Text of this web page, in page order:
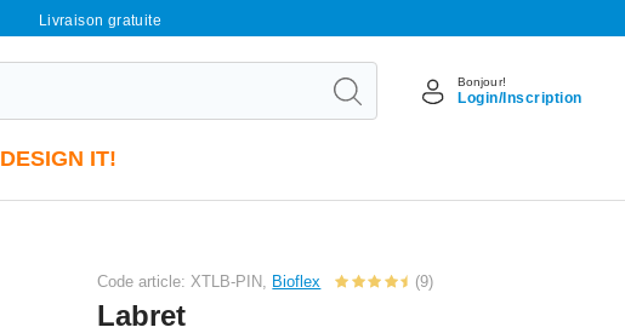
Livraison gratuite
Bonjour!
Login/Inscription
DESIGN IT!
Code article: XTLB-PIN, Bioflex (9)
Labret